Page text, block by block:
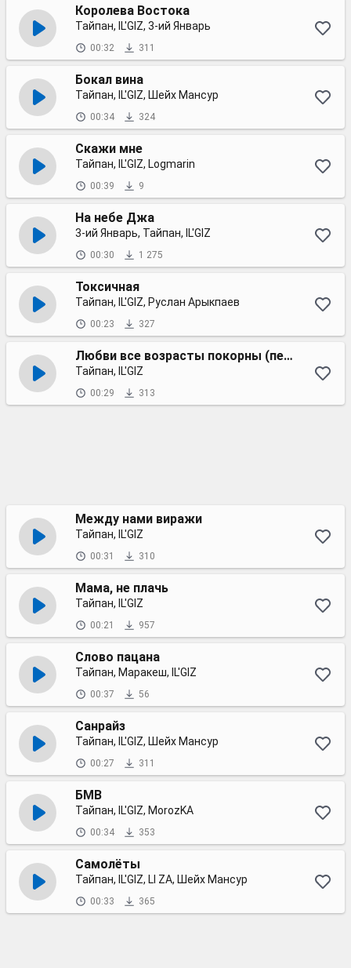
Королева Востока
Тайпан, IL'GIZ, 3-ий Январь
00:32 311
Бокал вина
Тайпан, IL'GIZ, Шейх Мансур
00:34 324
Скажи мне
Тайпан, IL'GIZ, Logmarin
00:39 9
На небе Джа
3-ий Январь, Тайпан, IL'GIZ
00:30 1 275
Токсичная
Тайпан, IL'GIZ, Руслан Арыкпаев
00:23 327
Любви все возрасты покорны (первый куплет)
Тайпан, IL'GIZ
00:29 313
Между нами виражи
Тайпан, IL'GIZ
00:31 310
Мама, не плачь
Тайпан, IL'GIZ
00:21 957
Слово пацана
Тайпан, Маракеш, IL'GIZ
00:37 56
Санрайз
Тайпан, IL'GIZ, Шейх Мансур
00:27 311
БМВ
Тайпан, IL'GIZ, MorozKA
00:34 353
Самолёты
Тайпан, IL'GIZ, LI ZA, Шейх Мансур
00:33 365